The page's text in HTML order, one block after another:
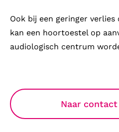
Ook bij een geringer
kan een hoortoestel op
audiologisch centrum
Naar contact